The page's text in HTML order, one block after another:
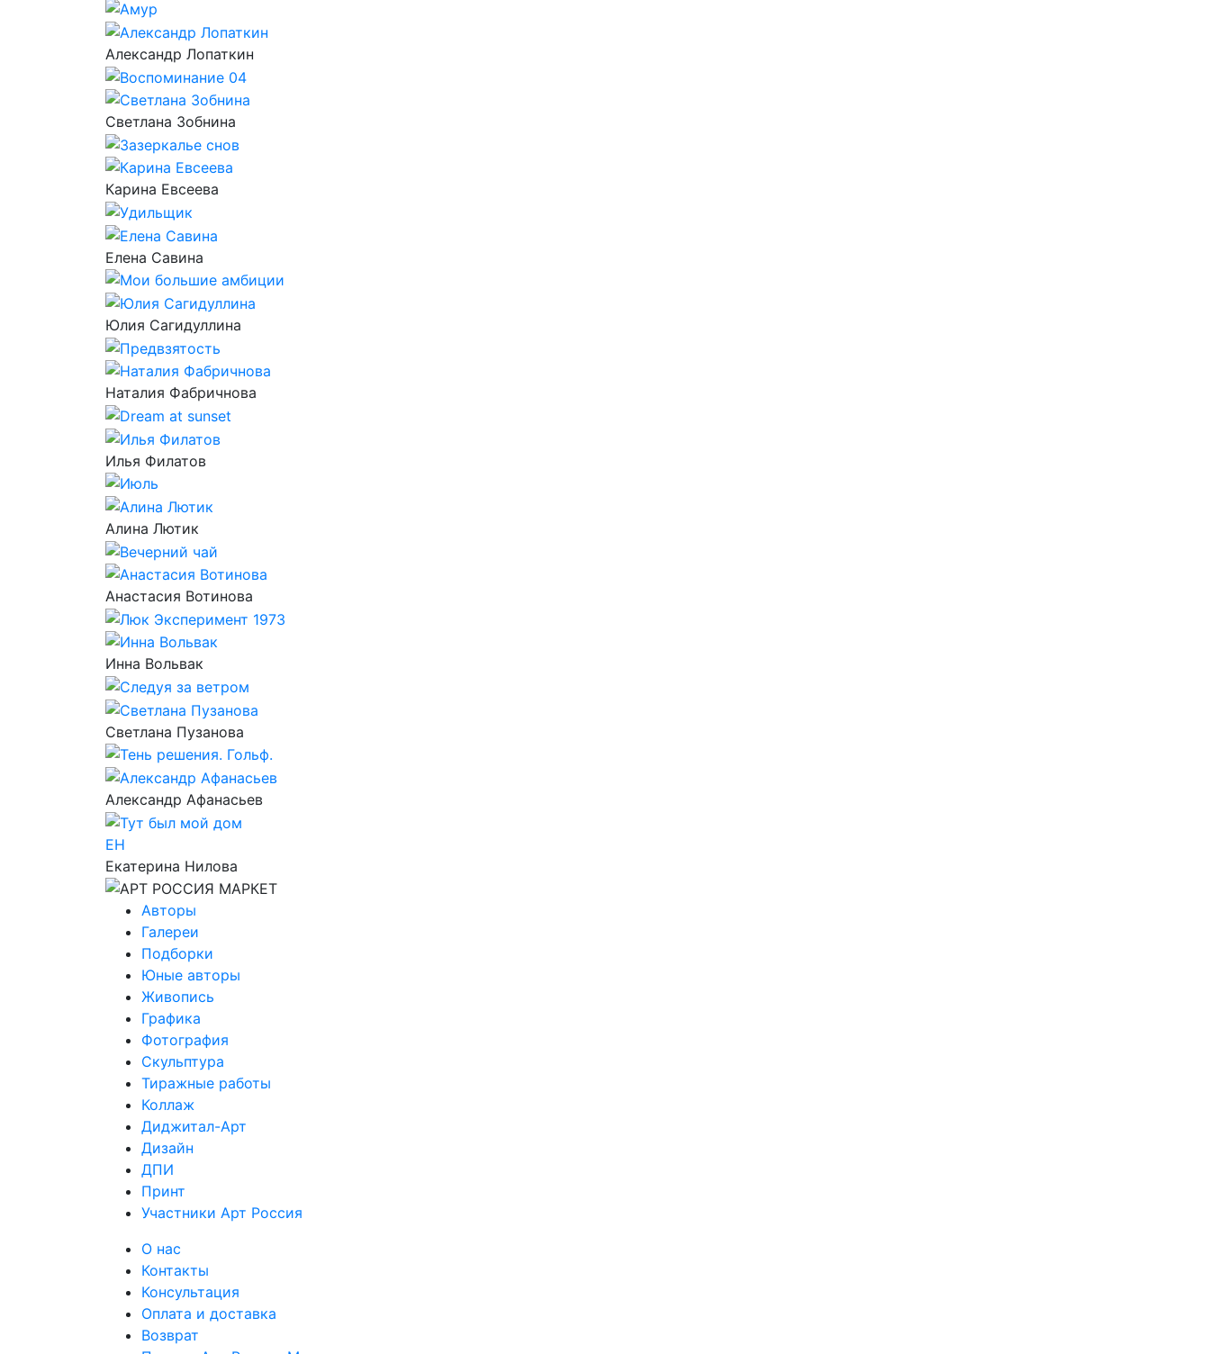
Александр Лопаткин
Светлана Зобнина
Карина Евсеева
Елена Савина
Юлия Сагидуллина
Наталия Фабричнова
Илья Филатов
Алина Лютик
Анастасия Вотинова
Инна Вольвак
Светлана Пузанова
Александр Афанасьев
ЕН
Екатерина Нилова
Авторы
Галереи
Подборки
Юные авторы
Живопись
Графика
Фотография
Скульптура
Тиражные работы
Коллаж
Диджитал-Арт
Дизайн
ДПИ
Принт
Участники Арт Россия
О нас
Контакты
Консультация
Оплата и доставка
Возврат